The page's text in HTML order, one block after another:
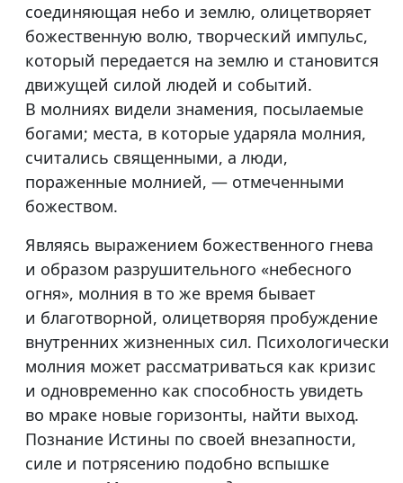
соединяющая небо и землю, олицетворяет
божественную волю, творческий импульс,
который передается на землю и становится
движущей силой людей и событий.
В молниях видели знамения, посылаемые
богами; места, в которые ударяла молния,
считались священными, а люди,
пораженные молнией, — отмеченными
божеством.
Являясь выражением божественного гнева
и образом разрушительного «небесного
огня», молния в то же время бывает
и благотворной, олицетворяя пробуждение
внутренних жизненных сил. Психологически
молния может рассматриваться как кризис
и одновременно как способность увидеть
во мраке новые горизонты, найти выход.
Познание Истины по своей внезапности,
силе и потрясению подобно вспышке